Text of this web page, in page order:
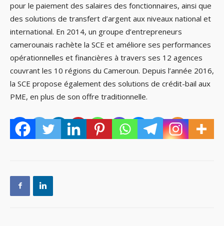
pour le paiement des salaires des fonctionnaires, ainsi que
des solutions de transfert d’argent aux niveaux national et
international. En 2014, un groupe d’entrepreneurs
camerounais rachète la SCE et améliore ses performances
opérationnelles et financières à travers ses 12 agences
couvrant les 10 régions du Cameroun. Depuis l’année 2016,
la SCE propose également des solutions de crédit-bail aux
PME, en plus de son offre traditionnelle.